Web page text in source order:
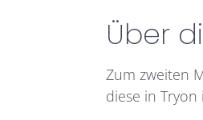
Über
Zum zweiten
diese in